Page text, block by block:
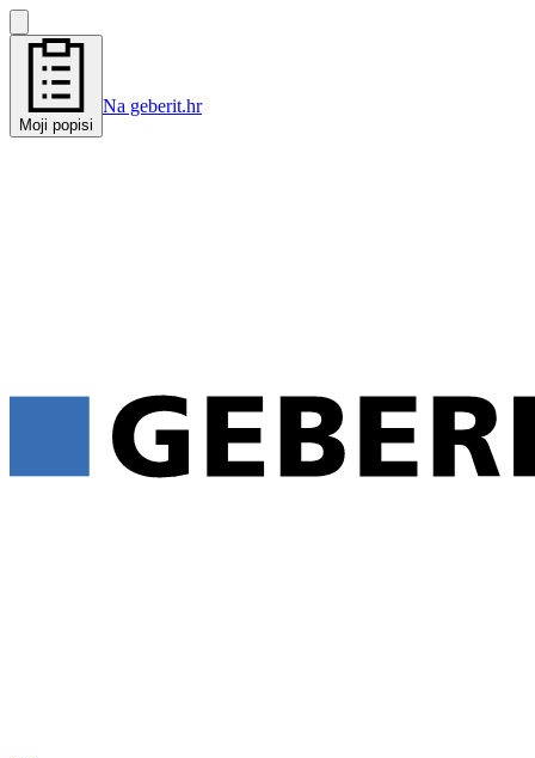
Moji popisi
Na geberit.hr